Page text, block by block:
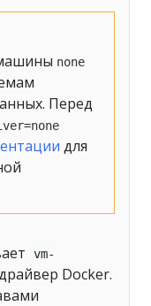
none
Перед
для
vm-
Docker.